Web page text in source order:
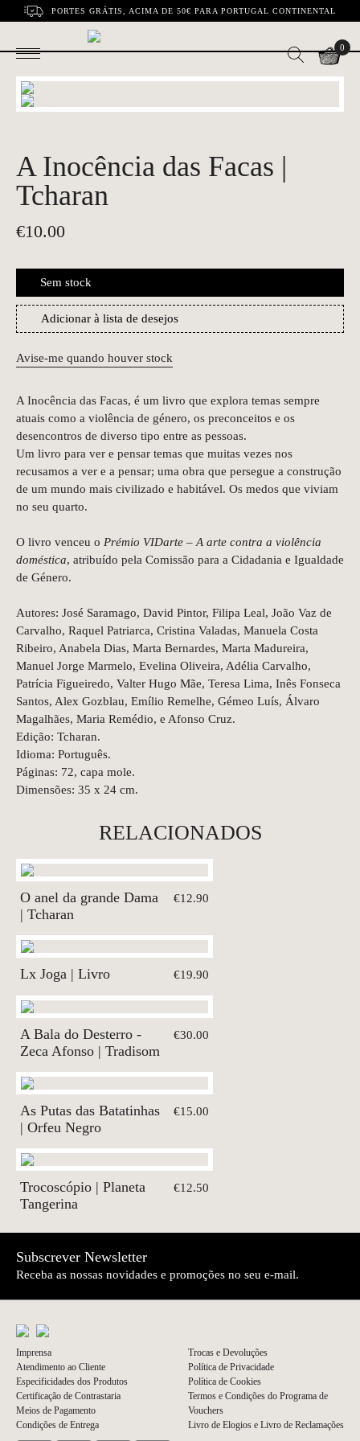
PORTES GRÁTIS, ACIMA DE 50€ PARA PORTUGAL CONTINENTAL
0
A Inocência das Facas |
Tcharan
€10.00
Sem stock
Adicionar à lista de desejos
Avise-me quando houver stock
A Inocência das Facas, é um livro que explora temas sempre
atuais como a violência de género, os preconceitos e os
desencontros de diverso tipo entre as pessoas.
Um livro para ver e pensar temas que muitas vezes nos
recusamos a ver e a pensar; uma obra que persegue a construção
de um mundo mais civilizado e habitável. Os medos que viviam
no seu quarto.
O livro venceu o Prémio VIDarte – A arte contra a violência
doméstica, atribuído pela Comissão para a Cidadania e Igualdade
de Género.
Autores: José Saramago, David Pintor, Filipa Leal, João Vaz de
Carvalho, Raquel Patriarca, Cristina Valadas, Manuela Costa
Ribeiro, Anabela Dias, Marta Bernardes, Marta Madureira,
Manuel Jorge Marmelo, Evelina Oliveira, Adélia Carvalho,
Patrícia Figueiredo, Valter Hugo Mãe, Teresa Lima, Inês Fonseca
Santos, Alex Gozblau, Emílio Remelhe, Gémeo Luís, Álvaro
Magalhães, Maria Remédio, e Afonso Cruz.
Edição: Tcharan.
Idioma: Português.
Páginas: 72, capa mole.
Dimensões: 35 x 24 cm.
RELACIONADOS
O anel da grande Dama
| Tcharan
€12.90
Lx Joga | Livro €19.90
A Bala do Desterro -
Zeca Afonso | Tradisom
€30.00
As Putas das Batatinhas
| Orfeu Negro
€15.00
Trocoscópio | Planeta
Tangerina
€12.50
Subscrever Newsletter
Receba as nossas novidades e promoções no seu e-mail.
Imprensa
Atendimento ao Cliente
Especificidades dos Produtos
Certificação de Contrastaria
Meios de Pagamento
Condições de Entrega
Trocas e Devoluções
Política de Privacidade
Política de Cookies
Termos e Condições do Programa de
Vouchers
Livro de Elogios e Livro de Reclamações